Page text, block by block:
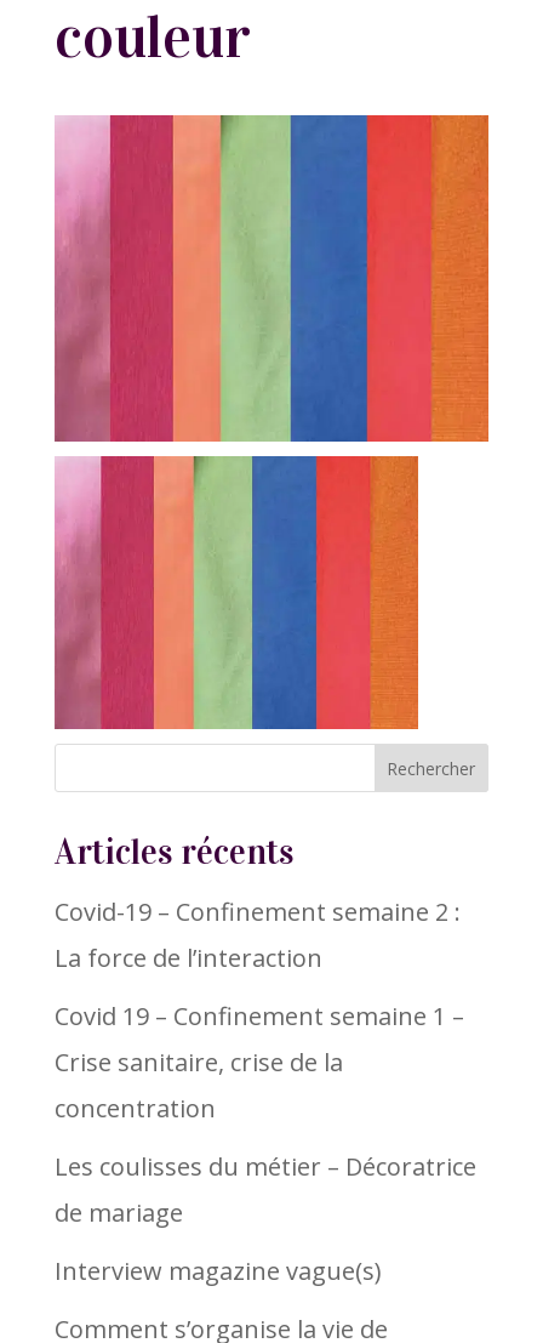
couleur
Articles récents
Covid-19 – Confinement semaine 2 :
La force de l’interaction
Covid 19 – Confinement semaine 1 –
Crise sanitaire, crise de la
concentration
Les coulisses du métier – Décoratrice
de mariage
Interview magazine vague(s)
Comment s’organise la vie de